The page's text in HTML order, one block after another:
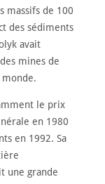
massifs de 100
des sédiments
avait
mines de
le prix
en 1980
en 1992. Sa
une grande